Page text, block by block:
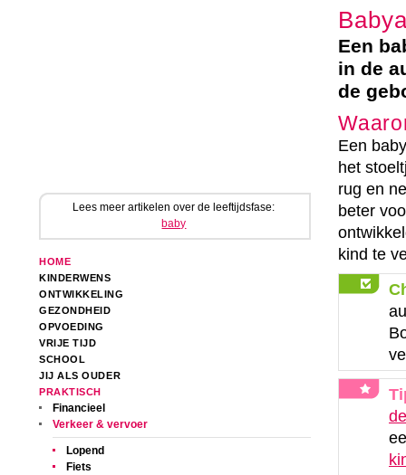
Lees meer artikelen over de leeftijdsfase:
baby
HOME
KINDERWENS
ONTWIKKELING
GEZONDHEID
OPVOEDING
VRIJE TIJD
SCHOOL
JIJ ALS OUDER
PRAKTISCH
Financieel
Verkeer & vervoer
Lopend
Fiets
Een
in de
de
Een
het
rug en
beter
kind te